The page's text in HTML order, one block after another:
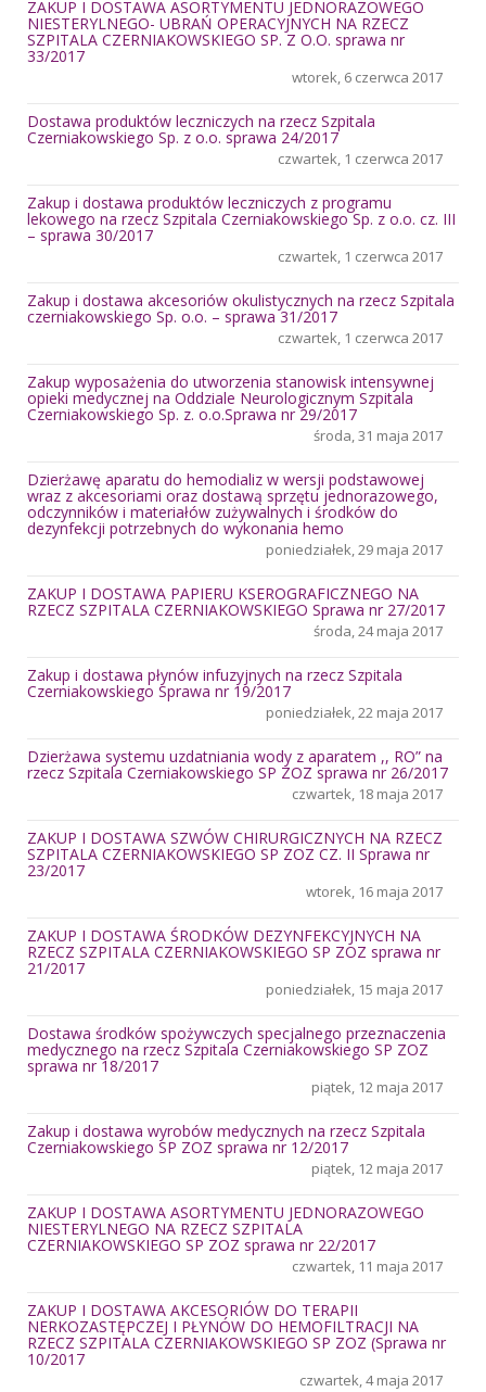
ZAKUP I DOSTAWA ASORTYMENTU JEDNORAZOWEGO
NIESTERYLNEGO- UBRAŃ OPERACYJNYCH NA RZECZ
SZPITALA CZERNIAKOWSKIEGO SP. Z O.O. sprawa nr
33/2017
wtorek, 6 czerwca 2017
Dostawa produktów leczniczych na rzecz Szpitala
Czerniakowskiego Sp. z o.o. sprawa 24/2017
czwartek, 1 czerwca 2017
Zakup i dostawa produktów leczniczych z programu
lekowego na rzecz Szpitala Czerniakowskiego Sp. z o.o. cz. III
– sprawa 30/2017
czwartek, 1 czerwca 2017
Zakup i dostawa akcesoriów okulistycznych na rzecz Szpitala
czerniakowskiego Sp. o.o. – sprawa 31/2017
czwartek, 1 czerwca 2017
Zakup wyposażenia do utworzenia stanowisk intensywnej
opieki medycznej na Oddziale Neurologicznym Szpitala
Czerniakowskiego Sp. z. o.o.Sprawa nr 29/2017
środa, 31 maja 2017
Dzierżawę aparatu do hemodializ w wersji podstawowej
wraz z akcesoriami oraz dostawą sprzętu jednorazowego,
odczynników i materiałów zużywalnych i środków do
dezynfekcji potrzebnych do wykonania hemo
poniedziałek, 29 maja 2017
ZAKUP I DOSTAWA PAPIERU KSEROGRAFICZNEGO NA
RZECZ SZPITALA CZERNIAKOWSKIEGO Sprawa nr 27/2017
środa, 24 maja 2017
Zakup i dostawa płynów infuzyjnych na rzecz Szpitala
Czerniakowskiego Sprawa nr 19/2017
poniedziałek, 22 maja 2017
Dzierżawa systemu uzdatniania wody z aparatem ,, RO” na
rzecz Szpitala Czerniakowskiego SP ZOZ sprawa nr 26/2017
czwartek, 18 maja 2017
ZAKUP I DOSTAWA SZWÓW CHIRURGICZNYCH NA RZECZ
SZPITALA CZERNIAKOWSKIEGO SP ZOZ CZ. II Sprawa nr
23/2017
wtorek, 16 maja 2017
ZAKUP I DOSTAWA ŚRODKÓW DEZYNFEKCYJNYCH NA
RZECZ SZPITALA CZERNIAKOWSKIEGO SP ZOZ sprawa nr
21/2017
poniedziałek, 15 maja 2017
Dostawa środków spożywczych specjalnego przeznaczenia
medycznego na rzecz Szpitala Czerniakowskiego SP ZOZ
sprawa nr 18/2017
piątek, 12 maja 2017
Zakup i dostawa wyrobów medycznych na rzecz Szpitala
Czerniakowskiego SP ZOZ sprawa nr 12/2017
piątek, 12 maja 2017
ZAKUP I DOSTAWA ASORTYMENTU JEDNORAZOWEGO
NIESTERYLNEGO NA RZECZ SZPITALA
CZERNIAKOWSKIEGO SP ZOZ sprawa nr 22/2017
czwartek, 11 maja 2017
ZAKUP I DOSTAWA AKCESORIÓW DO TERAPII
NERKOZASTĘPCZEJ I PŁYNÓW DO HEMOFILTRACJI NA
RZECZ SZPITALA CZERNIAKOWSKIEGO SP ZOZ (Sprawa nr
10/2017
czwartek, 4 maja 2017